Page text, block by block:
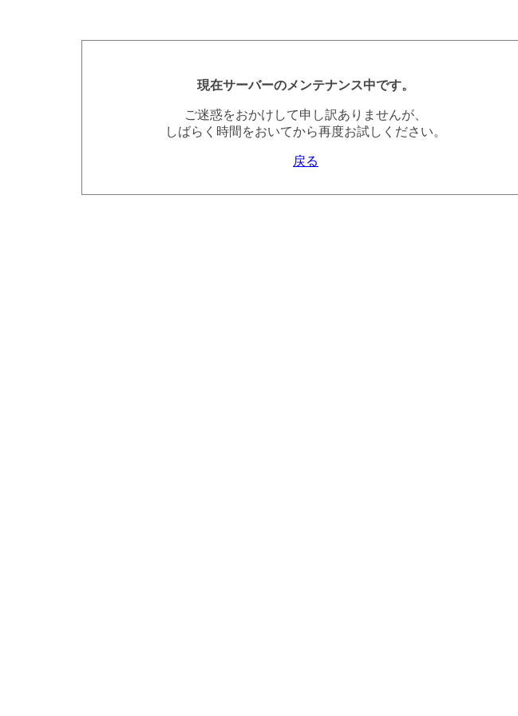
現在サーバーのメンテナンス中です。
ご迷惑をおかけして申し訳ありませんが、
しばらく時間をおいてから再度お試しください。
戻る